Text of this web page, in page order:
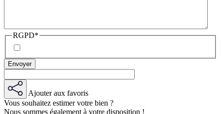
RGPD*
Ajouter aux favoris
Vous souhaitez estimer votre bien ?
Nous sommes également à votre disposition !